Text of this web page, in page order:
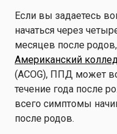
Если вы задаетесь
начаться через
месяцев после
Американский
(ACOG), ППД может
течение года после
всего симптомы
после родов.